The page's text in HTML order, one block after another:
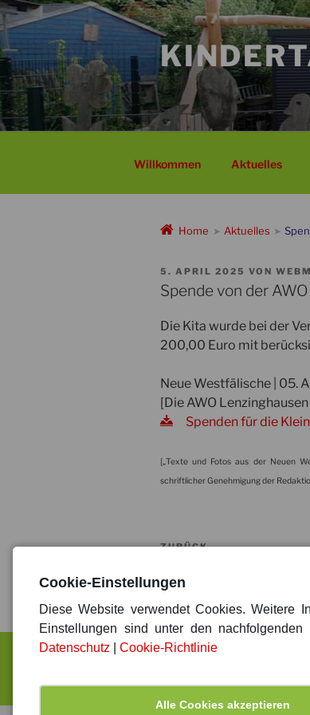
Zum
Inhalt
springen
Willkommen Aktuelles
Home ➤ Aktuelles ➤
VERÖFFENTLICHT
AM
5. APRIL 2025 VON
Spende von der
Die Kita wurde bei der
200,00 Euro mit
Neue Westfälische | 05.
[Die AWO
Spenden für die
[„Texte und Fotos aus der Neuen
schriftlicher Genehmigung der
Vorheriger
ZURÜCK
Cookie-Einstellungen
Diese Website verwendet Cookies. Weitere
Einstellungen sind unter den
Datenschutz
Cookie-Richtlinie
Alle Cookies akzeptieren